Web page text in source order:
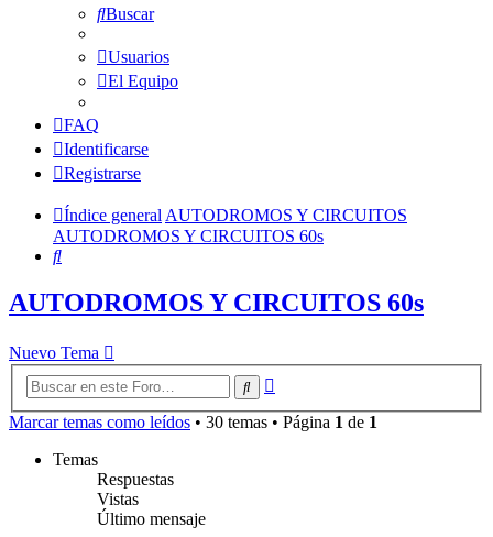
Buscar
Usuarios
El Equipo
FAQ
Identificarse
Registrarse
Índice generalAUTODROMOS Y CIRCUITOS
AUTODROMOS Y CIRCUITOS 60s
Buscar
AUTODROMOS Y CIRCUITOS 60s
Nuevo Tema
Buscar
Marcar temas como leídos • 30 temas • Página 1 de 1
Temas
Respuestas
Vistas
Último mensaje